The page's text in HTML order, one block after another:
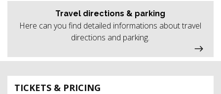
TICKETS & PRICING
Travel directions & parking
Here can you find detailed informations about travel
directions and parking.